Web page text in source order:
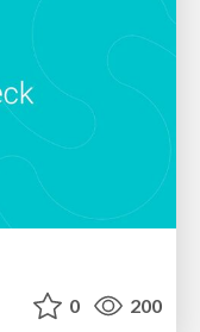
0 200